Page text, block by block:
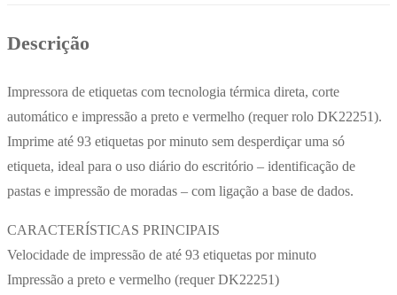
Descrição
Impressora de etiquetas com tecnologia térmica direta, corte
automático e impressão a preto e vermelho (requer rolo DK22251).
Imprime até 93 etiquetas por minuto sem desperdiçar uma só
etiqueta, ideal para o uso diário do escritório – identificação de
pastas e impressão de moradas – com ligação a base de dados.
CARACTERÍSTICAS PRINCIPAIS
Velocidade de impressão de até 93 etiquetas por minuto
Impressão a preto e vermelho (requer DK22251)